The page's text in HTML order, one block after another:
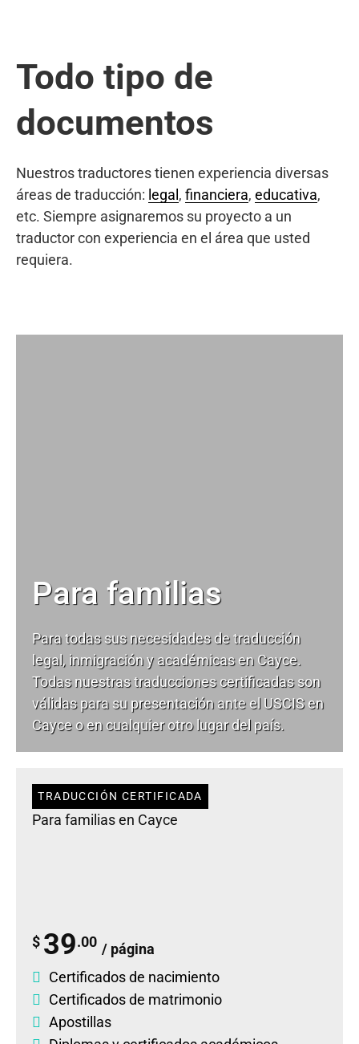
Todo tipo de
documentos
Nuestros traductores tienen experiencia diversas
áreas de traducción: legal , financiera, educativa,
etc. Siempre asignaremos su proyecto a un
traductor con experiencia en el área que usted
requiera.
Para familias
Para todas sus necesidades detraducción
legal, inmigración y académicas en Cayce.
Todas nuestras traducciones certificadas son
válidas para su presentación ante el USCIS en
Cayce o en cualquier otro lugar del país.
TRADUCCIÓN CERTIFICADA
Para familias en Cayce
$ 39.00 / página
Certificados de nacimiento
Certificados de matrimonio
Apostillas